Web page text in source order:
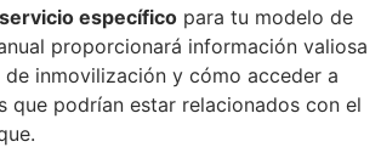
específico para tu modelo de
proporcionará información valiosa
de inmovilización y cómo acceder a
que podrían estar relacionados con el